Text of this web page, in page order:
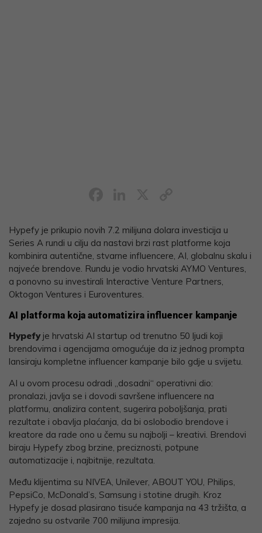
Hypefy je prikupio novih 7.2 milijuna dolara investicija u
Series A rundi u cilju da nastavi brzi rast platforme koja
kombinira autentične, stvarne influencere, AI, globalnu skalu i
najveće brendove. Rundu je vodio hrvatski AYMO Ventures,
a ponovno su investirali Interactive Venture Partners,
Oktogon Ventures i Euroventures.
AI platforma koja automatizira influencer kampanje
Hypefyje hrvatski AI startup od trenutno 50 ljudi koji
brendovima i agencijama omogućuje da iz jednog prompta
lansiraju kompletne influencer kampanje bilo gdje u svijetu.
AI u ovom procesu odradi „dosadni“ operativni dio:
pronalazi, javlja se i dovodi savršene influencere na
platformu, analizira content, sugerira poboljšanja, prati
rezultate i obavlja plaćanja, da bi oslobodio brendove i
kreatore da rade ono u čemu su najbolji – kreativi. Brendovi
biraju Hypefy zbog brzine, preciznosti, potpune
automatizacije i, najbitnije, rezultata.
Među klijentima su NIVEA, Unilever, ABOUT YOU, Philips,
PepsiCo, McDonald’s, Samsung i stotine drugih. Kroz
Hypefy je dosad plasirano tisuće kampanja na 43 tržišta, a
zajedno su ostvarile 700 milijuna impresija.